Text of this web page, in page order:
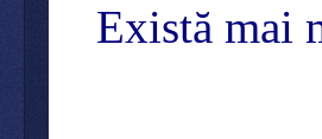
Există mai